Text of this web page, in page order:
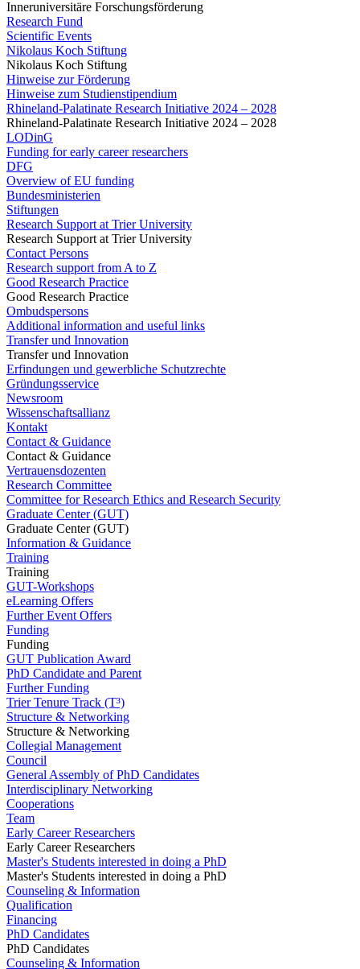
Inneruniversitäre Forschungsförderung
Research Fund
Scientific Events
Nikolaus Koch Stiftung
Nikolaus Koch Stiftung
Hinweise zur Förderung
Hinweise zum Studienstipendium
Rhineland-Palatinate Research Initiative 2024 – 2028
Rhineland-Palatinate Research Initiative 2024 – 2028
LODinG
Funding for early career researchers
DFG
Overview of EU funding
Bundesministerien
Stiftungen
Research Support at Trier University
Research Support at Trier University
Contact Persons
Research support from A to Z
Good Research Practice
Good Research Practice
Ombudspersons
Additional information and useful links
Transfer und Innovation
Transfer und Innovation
Erfindungen und gewerbliche Schutzrechte
Gründungsservice
Newsroom
Wissenschaftsallianz
Kontakt
Contact & Guidance
Contact & Guidance
Vertrauensdozenten
Research Committee
Committee for Research Ethics and Research Security
Graduate Center (GUT)
Graduate Center (GUT)
Information & Guidance
Training
Training
GUT-Workshops
eLearning Offers
Further Event Offers
Funding
Funding
GUT Publication Award
PhD Candidate and Parent
Further Funding
Trier Tenure Track (T³)
Structure & Networking
Structure & Networking
Collegial Management
Council
General Assembly of PhD Candidates
Interdisciplinary Networking
Cooperations
Team
Early Career Researchers
Early Career Researchers
Master's Students interested in doing a PhD
Master's Students interested in doing a PhD
Counseling & Information
Qualification
Financing
PhD Candidates
PhD Candidates
Counseling & Information